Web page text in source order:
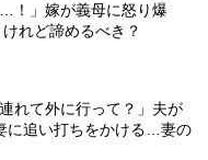
！」嫁が義母に怒り爆
れど諦めるべき？
れて外に行って？」夫が
に追い打ちをかける…妻の